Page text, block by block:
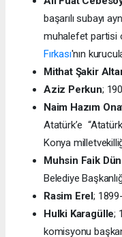
başarılı subayı
muhalefet partisi
Fırkası'nın
Mithat Şakir
Aziz Perkun;
Naim Hazım
Atatürk’e
Konya
Muhsin Faik
Belediye
Rasim Erel;
Hulki Karagülle;
komisyonu